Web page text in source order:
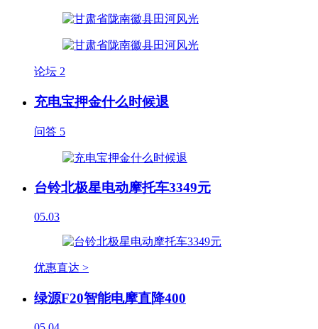
论坛 2
充电宝押金什么时候退
问答 5
台铃北极星电动摩托车3349元
05.03
优惠直达 >
绿源F20智能电摩直降400